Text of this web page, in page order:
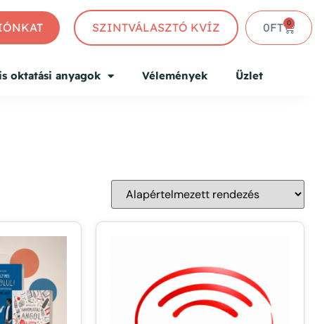
SZINTVÁLASZTÓ KVÍZ 0FT 0
oktatási anyagok Vélemények Üzlet